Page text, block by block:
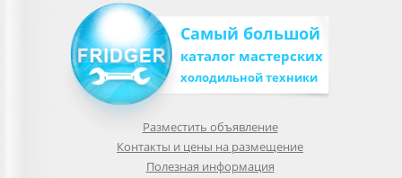
Самый большой
каталог мастерских
холодильной техники
Разместить объявление
Контакты и цены на размещение
Полезная информация